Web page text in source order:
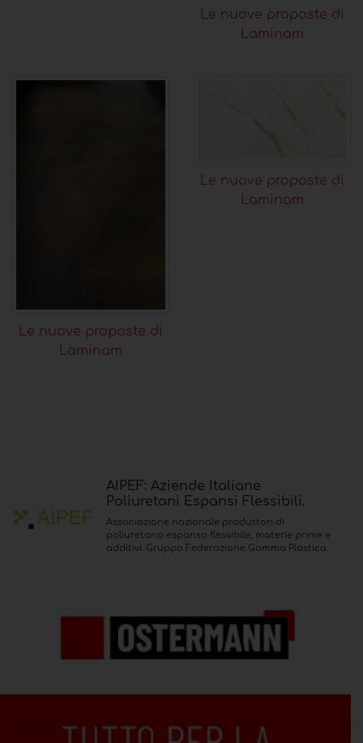
Le nuove proposte di
Laminam
Le nuove proposte di
Laminam
Le nuove proposte di
Laminam
AIPEF: Aziende Italiane
Poliuretani Espansi Flessibili.
Associazione nazionale produttori di
poliuretano espanso flessibile, materie prime e
additivi. Gruppo Federazione Gomma Plastica.